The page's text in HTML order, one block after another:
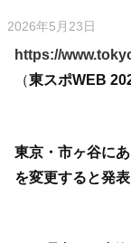
2026年5月23日
https://
（東スポWEB
東京・市ヶ谷に
を変更すると発表